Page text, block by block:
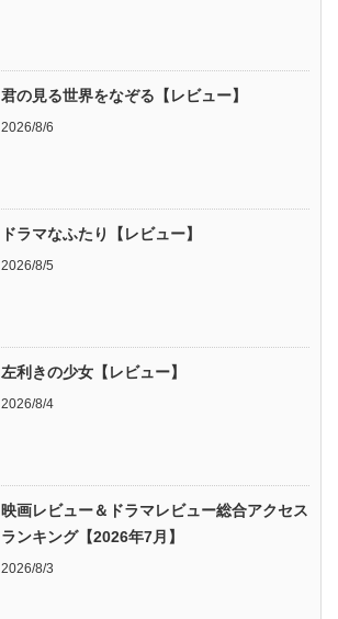
君の見る世界をなぞる【レビュー】
2026/8/6
ドラマなふたり【レビュー】
2026/8/5
左利きの少女【レビュー】
2026/8/4
映画レビュー＆ドラマレビュー総合アクセス
ランキング【2026年7月】
2026/8/3